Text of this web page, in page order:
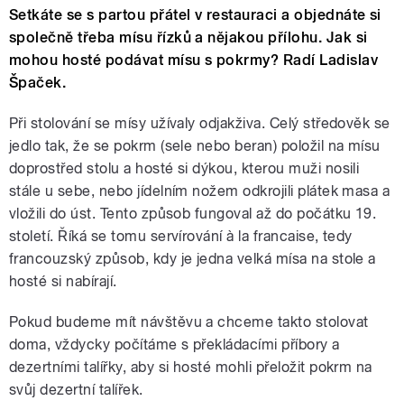
Setkáte se s partou přátel v restauraci a objednáte si
společně třeba mísu řízků a nějakou přílohu. Jak si
mohou hosté podávat mísu s pokrmy? Radí Ladislav
Špaček.
Při stolování se mísy užívaly odjakživa. Celý středověk se
jedlo tak, že se pokrm (sele nebo beran) položil na mísu
doprostřed stolu a hosté si dýkou, kterou muži nosili
stále u sebe, nebo jídelním nožem odkrojili plátek masa a
vložili do úst. Tento způsob fungoval až do počátku 19.
století. Říká se tomu servírování à la francaise, tedy
francouzský způsob, kdy je jedna velká mísa na stole a
hosté si nabírají.
Pokud budeme mít návštěvu a chceme takto stolovat
doma, vždycky počítáme s překládacími příbory a
dezertními talířky, aby si hosté mohli přeložit pokrm na
svůj dezertní talířek.